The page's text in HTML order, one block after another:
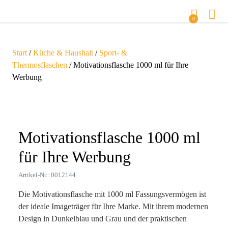
0
Start /Küche & Haushalt / Sport- &
Thermosflaschen / Motivationsflasche 1000 ml für Ihre
Werbung
Zoom
Motivationsflasche 1000 ml
für Ihre Werbung
Artikel-Nr.: 0012144
Die Motivationsflasche mit 1000 ml Fassungsvermögen ist
der ideale Imageträger für Ihre Marke. Mit ihrem modernen
Design in Dunkelblau und Grau und der praktischen